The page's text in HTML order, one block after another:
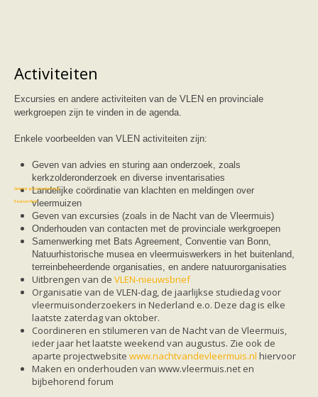
Voedsel en jagen
Verblijfplaatsen
Echolocatie
Soorten
Baardvleermuis
Bechsteins vleermuis
Brandt's vleermuis
Bruine of gewone grootoorvleermuis
Franjestaart
Gewone dwergvleermuis
Grijze grootoorvleermuis
Grote rosse vleermuis
Ingekorven vleermuis
Kleine en grote hoefijzerneus
Laatvlieger
Meervleermuis
Mopsvleermuis
Noordse vleermuis
Rosse vleermuis
Ruige dwergvleermuis
Tweekleurige vleermuis
Vale vleermuis
Watervleermuis
Vleermuizen en eikenprocessierups
Kinderpagina
Gewone grootoorvleermuis
Paul van Hoof
Activiteiten
Excursies en andere activiteiten van de VLEN en provinciale
werkgroepen zijn te vinden in de agenda.
Enkele voorbeelden van VLEN activiteiten zijn:
Geven van advies en sturing aan onderzoek, zoals
kerkzolderonderzoek en diverse inventarisaties
Landelijke coördinatie van klachten en meldingen over
vleermuizen
Geven van excursies (zoals in de Nacht van de Vleermuis)
Onderhouden van contacten met de provinciale werkgroepen
Samenwerking met Bats Agreement, Conventie van Bonn,
Natuurhistorische musea en vleermuiswerkers in het buitenland,
terreinbeheerdende organisaties, en andere natuurorganisaties
Uitbrengen van de VLEN-nieuwsbrief
Organisatie van de VLEN-dag, de jaarlijkse studiedag voor
vleermuisonderzoekers in Nederland e.o. Deze dag is elke
laatste zaterdag van oktober.
Coordineren en stilumeren van de Nacht van de Vleermuis,
ieder jaar het laatste weekend van augustus. Zie ook de
aparte projectwebsite www.nachtvandevleermuis.nl hiervoor
Maken en onderhouden van www.vleermuis.net en
bijbehorend forum